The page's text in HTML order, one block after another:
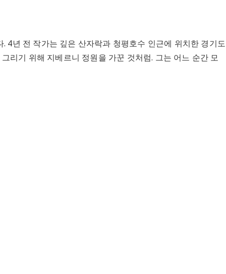
4년 전 작가는 깊은 산자락과 청평호수 인근에 위치한 경기도
리기 위해 지베르니 정원을 가꾼 것처럼. 그는 어느 순간 모